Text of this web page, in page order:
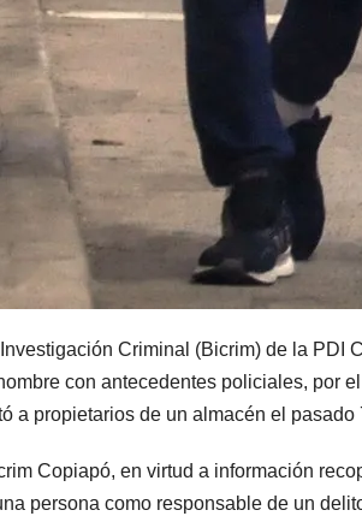
Criminal (Bicrim) de la PDI
con antecedentes policiales, por
a propietarios de un almacén el
Copiapó, en virtud a información
persona como responsable de un